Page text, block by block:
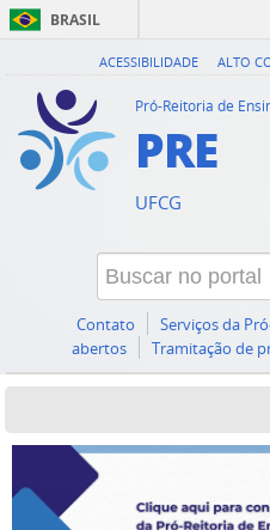
BRASIL
ACESSIBILIDADE ALTO
Pró-Reitoria de
PRE
UFCG
Contato Serviços da
abertos
Tramitação de